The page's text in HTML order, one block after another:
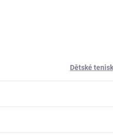
Dětské